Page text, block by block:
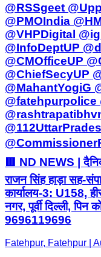
@RSSgeet
@PMOIndia
@VHPDigital
@InfoDeptUP
@CMOfficeUP
@ChiefSecyUP
@MahantYogiG
@fatehpurpolice
🟥 ND NEWS |
राजन सिंह हाड़ा सह-
कार्यालय-3: U158,
नगर, पूर्वी दिल्ली,
9696119696
Fatehpur, Fatehpur |